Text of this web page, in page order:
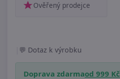
Ověřený prodejce
Dotaz k výrobku
Doprava zdarmaod 999 Kč